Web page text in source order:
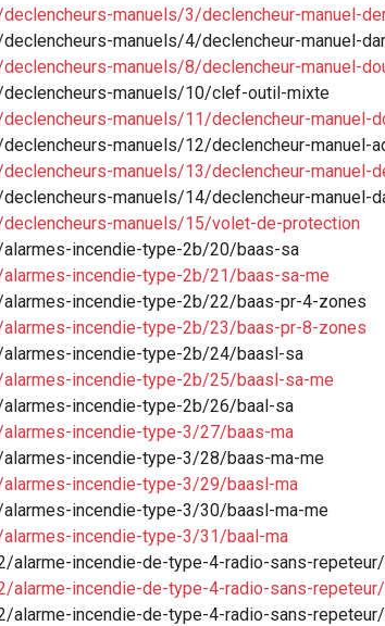
manuels/3/declencheur-manuel-
manuels/4/declencheur-manuel-
manuels/8/declencheur-manuel-
manuels/10/clef-outil-mixte
manuels/11/declencheur-manuel-
manuels/12/declencheur-manuel-
manuels/13/declencheur-
manuels/14/declencheur-manuel-
manuels/15/volet-de-protection
incendie-type-2b/20/baas-sa
incendie-type-2b/21/baas-sa-me
incendie-type-2b/22/baas-pr-4-zones
incendie-type-2b/23/baas-pr-8-zones
incendie-type-2b/24/baasl-sa
incendie-type-2b/25/baasl-sa-me
incendie-type-2b/26/baal-sa
incendie-type-3/27/baas-ma
incendie-type-3/28/baas-ma-me
incendie-type-3/29/baasl-ma
incendie-type-3/30/baasl-ma-me
incendie-type-3/31/baal-ma
alarme-incendie-de-type-4-radio-sans-
incendie-de-type-4-radio-sans-
incendie-de-type-4-radio-sans-